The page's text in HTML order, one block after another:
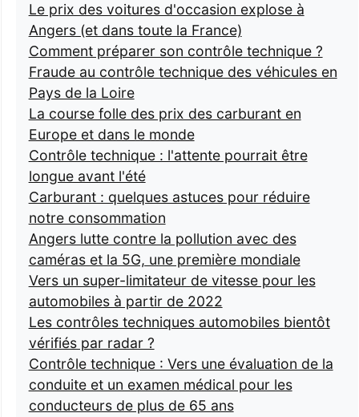
Le prix des voitures d'occasion explose à
Angers (et dans toute la France)
Comment préparer son contrôle technique ?
Fraude au contrôle technique des véhicules en
Pays de la Loire
La course folle des prix des carburant en
Europe et dans le monde
Contrôle technique : l'attente pourrait être
longue avant l'été
Carburant : quelques astuces pour réduire
notre consommation
Angers lutte contre la pollution avec des
caméras et la 5G, une première mondiale
Vers un super-limitateur de vitesse pour les
automobiles à partir de 2022
Les contrôles techniques automobiles bientôt
vérifiés par radar ?
Contrôle technique : Vers une évaluation de la
conduite et un examen médical pour les
conducteurs de plus de 65 ans